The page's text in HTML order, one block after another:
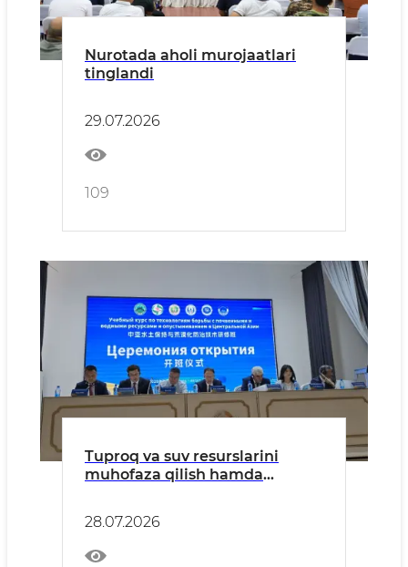
Nurotada aholi murojaatlari
tinglandi
29.07.2026
109
Tuproq va suv resurslarini
muhofaza qilish hamda
28.07.2026